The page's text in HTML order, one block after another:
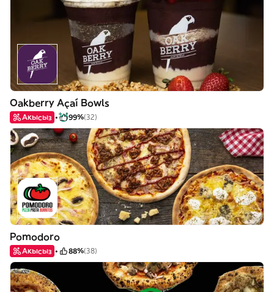
Oakberry Açaí Bowls
Акысыз 99%(32)
Pomodoro
Акысыз 88%(38)